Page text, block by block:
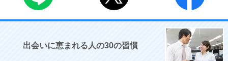
出会いに恵まれる人の30の習慣